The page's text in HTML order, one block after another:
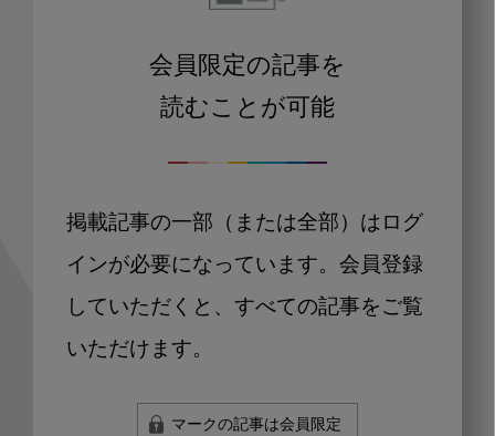
会員限定の記事を
読むことが可能
掲載記事の一部（または全部）はログ
インが必要になっています。会員登録
していただくと、すべての記事をご覧
いただけます。
マークの記事は会員限定